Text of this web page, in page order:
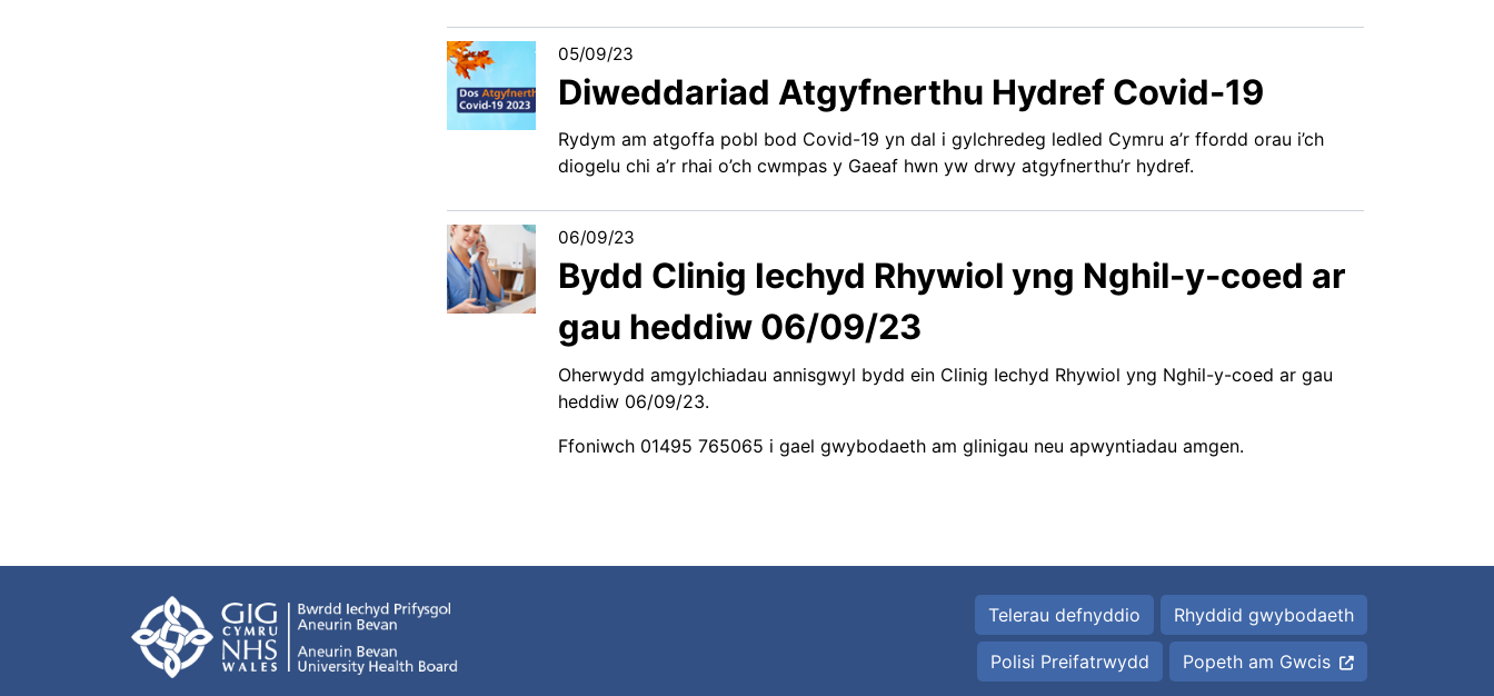
05/09/23
Diweddariad Atgyfnerthu Hydref Covid-19
Rydym am atgoffa pobl bod Covid-19 yn dal i gylchredeg ledled Cymru a’r ffordd orau i’ch
diogelu chi a’r rhai o’ch cwmpas y Gaeaf hwn yw drwy atgyfnerthu’r hydref.
06/09/23
Bydd Clinig Iechyd Rhywiol yng Nghil-y-coed ar
gau heddiw 06/09/23
Oherwydd amgylchiadau annisgwyl bydd ein Clinig Iechyd Rhywiol yng Nghil-y-coed ar gau
heddiw 06/09/23.
Ffoniwch 01495 765065 i gael gwybodaeth am glinigau neu apwyntiadau amgen.
Telerau defnyddio Rhyddid gwybodaeth
Polisi Preifatrwydd Popeth am Gwcis